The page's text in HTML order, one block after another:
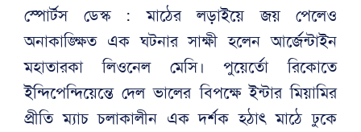
স্পোর্টস ডেস্ক : মাঠের লড়াইয়ে জয় পেলেও
অনাকাঙ্ক্ষিত এক ঘটনার সাক্ষী হলেন আর্জেন্টাইন
মহাতারকা লিওনেল মেসি। পুয়ের্তো রিকোতে
ইন্দিপেন্দিয়েন্তে দেল ভালের বিপক্ষে ইন্টার মিয়ামির
প্রীতি ম্যাচ চলাকালীন এক দর্শক হঠাৎ মাঠে ঢুকে